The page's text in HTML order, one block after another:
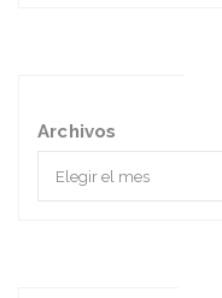
Archivos